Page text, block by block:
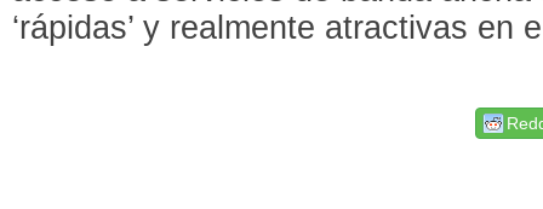
‘rápidas’ y realmente atractivas en